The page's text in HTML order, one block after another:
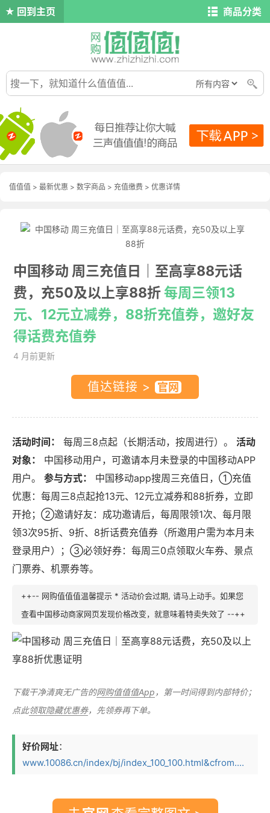
回到主页 商品分类
值值值 > 最新优惠 > 数字商品 > 充值缴费 > 优惠详情
中国移动 周三充值日｜至高享88元话
费，充50及以上享88折每周三领13
元、12元立减券，88折充值券，邀好友
得话费充值券
4 月前更新
值达链接 >
活动时间： 每周三8点起（长期活动，按周进行）。 活动
对象：
中国移动用户，可邀请本月未登录的中国移动APP
用户。 参与方式：
中国移动app搜周三充值日，①充值
优惠：每周三8点起抢13元、12元立减券和88折券，立即
开抢；②邀请好友：成功邀请后，每周限领1次、每月限
领3次95折、9折、8折话费充值券（所邀用户需为本月未
登录用户）；③必领好券：每周三0点领取火车券、景点
门票券、机票券等。
++-- 网购值值值温馨提示 * 活动价会过期, 请马上动手。如果您
查看中国移动商家网页发现价格改变，就意味着特卖失效了 --++
下载干净清爽无广告的网购值值值App ，第一时间得到内部特价；
点此领取隐藏优惠券，先领券再下单。
好价网址：
www.10086.cn/index/bj/index_100_100.html&cfrom....